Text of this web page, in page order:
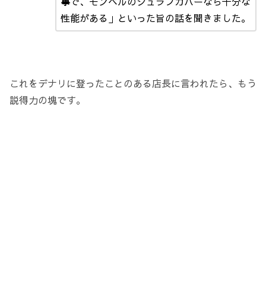
性能がある」といった旨の話を聞きました。
これをデナリに登ったことのある店長に言われたら、もう
説得力の塊です。